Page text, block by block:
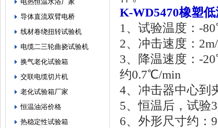
导体直流双臂电桥
线材卷绕扭转试验机
电缆二三轮曲挠试验机
换气老化试验箱
交联电缆切片机
老化试验箱厂家
恒温油浴价格
热稳定性试验箱
K-WD5470橡塑
1、试验温度：-
2、冲击速度：
3、降温速度
约0.7℃/min
4、冲击器中心到
5、恒温后，试验
6、外形尺寸约：